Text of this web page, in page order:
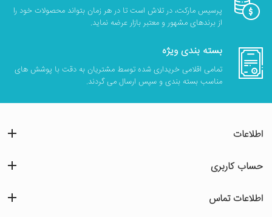
پرسیس مارکت، در تلاش است تا در هر زمان بتواند محصولات خود را
از برندهای مشهور و معتبر بازار عرضه نماید.
بسته بندی ویژه
تمامی اقلامی خریداری شده توسط مشتریان به دقت با پوشش های
مناسب بسته بندی و سپس ارسال می گردند.
اطلاعات
حساب کاربری
اطلاعات تماس